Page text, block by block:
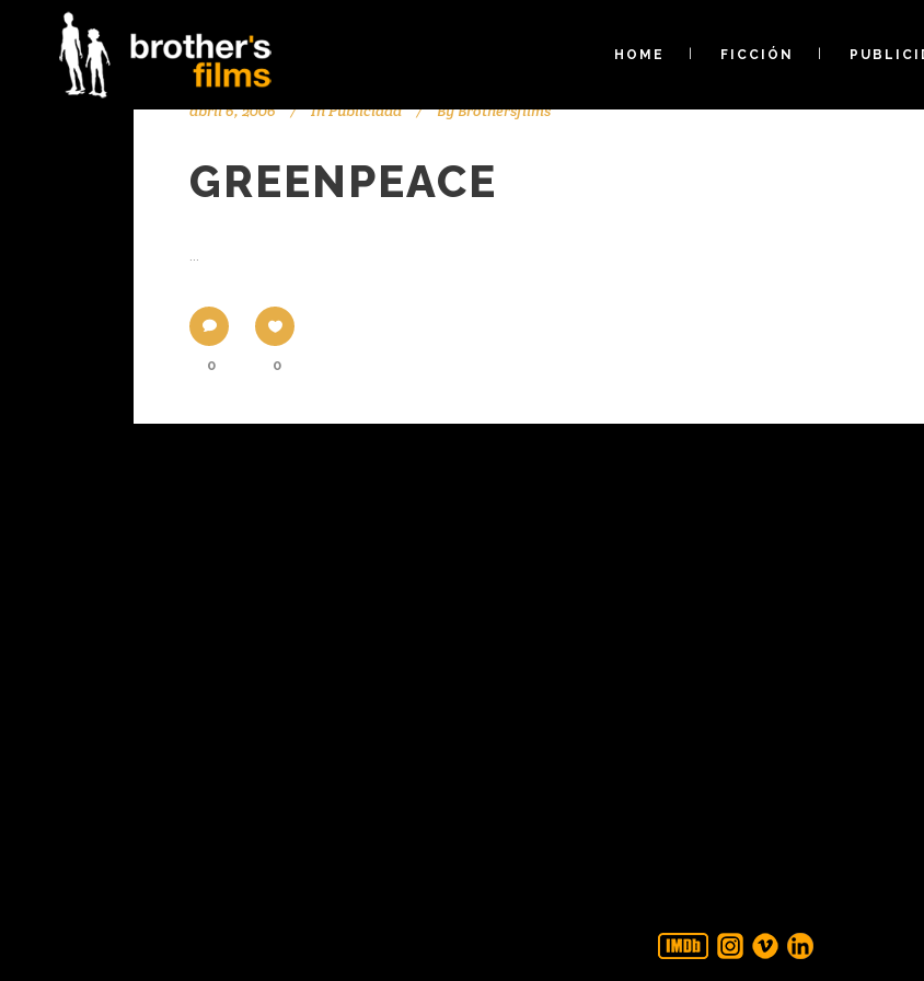
HOME FICCIÓN
abril 6, 2006 InPublicidad ByBrothersfilms
GREENPEACE
...
0 0